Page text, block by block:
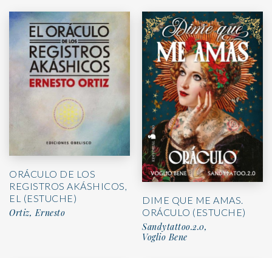
ORÁCULO DE LOS
REGISTROS AKÁSHICOS,
EL (ESTUCHE)
Ortiz, Ernesto
DIME QUE ME AMAS.
ORÁCULO (ESTUCHE)
Sandytattoo.2.0,
Voglio Bene